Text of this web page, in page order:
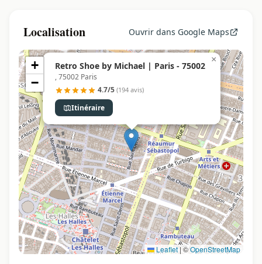
Localisation Ouvrir dans Google Maps
Retro Shoe by Michael | Paris - 75002
, 75002 Paris
4.7/5 (194 avis)
Itinéraire
×
+
−
Leaflet |©OpenStreetMap